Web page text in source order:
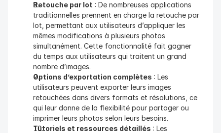
Retouche par lot : De nombreuses applications
traditionnelles prennent en charge la retouche par
lot, permettant aux utilisateurs d’appliquer les
mêmes modifications à plusieurs photos
simultanément. Cette fonctionnalité fait gagner
du temps aux utilisateurs qui traitent un grand
nombre d’images.
Options d’exportation complètes : Les
utilisateurs peuvent exporter leurs images
retouchées dans divers formats et résolutions, ce
qui leur donne de la flexibilité pour partager ou
imprimer leurs photos selon leurs besoins.
Tutoriels et ressources détaillés : Les